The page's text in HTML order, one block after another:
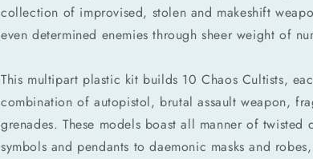
collection of improvised, stolen and makeshift
even determined enemies through sheer weight of
This multipart plastic kit builds 10 Chaos Cultists,
combination of autopistol, brutal assault weapon,
grenades. These models boast all manner of twisted
symbols and pendants to daemonic masks and